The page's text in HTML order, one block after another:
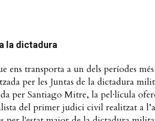
la dictadura
ens transporta a un dels períodes
per les Juntas de la dictadura
per Santiago Mitre, la pel·lícula
del primer judici civil realitzat a